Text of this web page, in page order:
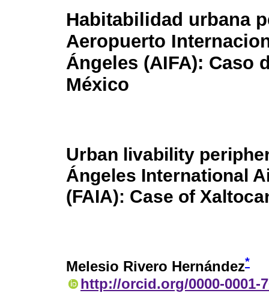
Habitabilidad urbana
Aeropuerto
Ángeles (AIFA): Caso
México
Urban livability
Ángeles International
(FAIA): Case of
Melesio Rivero Hernández*
http://orcid.org/0000-0001-